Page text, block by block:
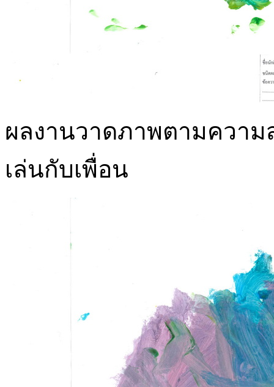
ผลงานวาดภาพตามควา
เล่นกับเพื่อน